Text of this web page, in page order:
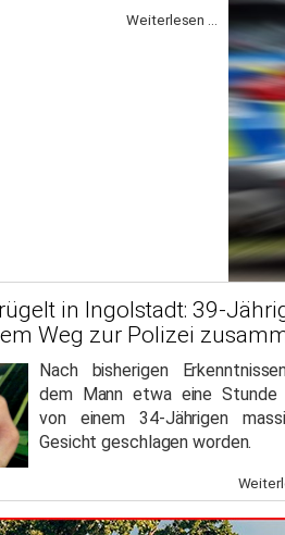
Weiterlesen ...
in Ingolstadt: 39-
Weg zur Polizei
Nach bisherigen
dem Mann etwa eine Stunde
von einem 34-Jährigen
Gesicht geschlagen worden.